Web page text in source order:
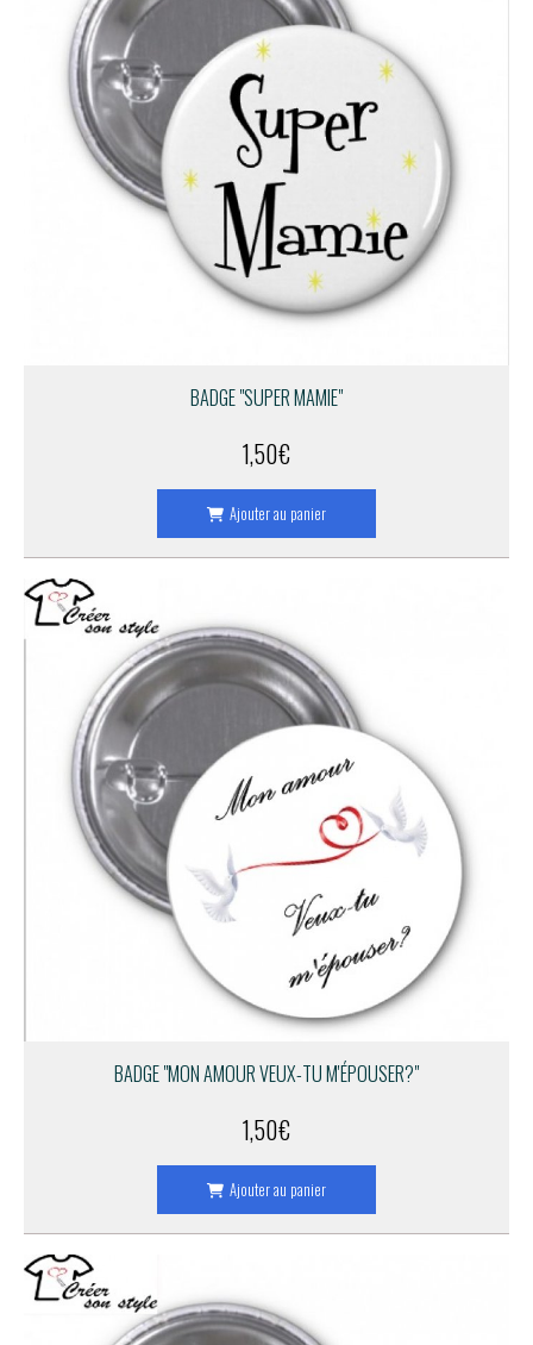
BADGE "SUPER MAMIE"
1,50€
Ajouter au panier
BADGE "MON AMOUR VEUX-TU M'ÉPOUSER?"
1,50€
Ajouter au panier